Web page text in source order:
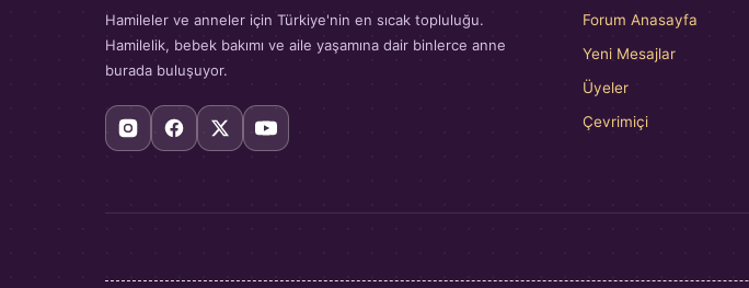
Hamileler ve anneler için Türkiye'nin en sıcak topluluğu.
Hamilelik, bebek bakımı ve aile yaşamına dair binlerce anne
burada buluşuyor.
Forum Anasayfa
Yeni Mesajlar
Üyeler
Çevrimiçi